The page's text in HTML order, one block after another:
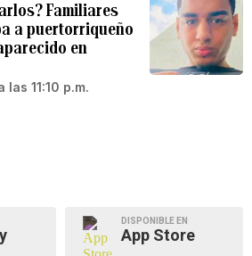
Familiares
a puertorriqueño
en
11:10 p.m.
DISPONIBLE EN
App Store